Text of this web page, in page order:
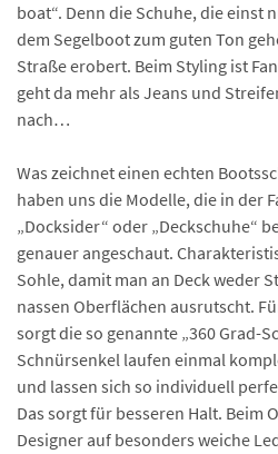
boat“. Denn die Schuhe, die einst
dem Segelboot zum guten Ton
Straße erobert. Beim Styling ist
geht da mehr als Jeans und
nach…
Was zeichnet einen echten
haben uns die Modelle, die in der
„Docksider“ oder „Deckschuhe“
genauer angeschaut.
Sohle, damit man an Deck weder
nassen Oberflächen ausrutscht.
sorgt die so genannte „360 Grad-
Schnürsenkel laufen einmal
und lassen sich so individuell
Das sorgt für besseren Halt. Beim
Designer auf besonders weiche